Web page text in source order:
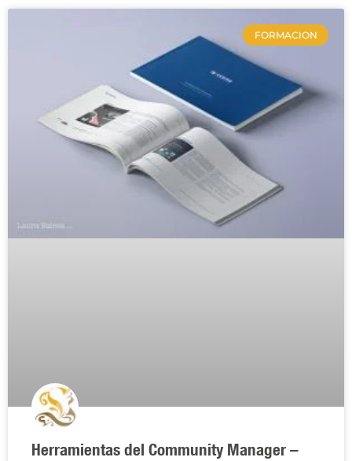
FORMACION
Herramientas del Community Manager –